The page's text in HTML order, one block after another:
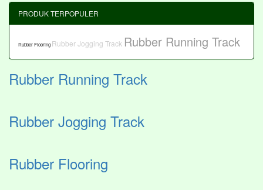
PRODUK TERPOPULER
Rubber Flooring Rubber Jogging Track Rubber Running Track
Rubber Running Track
Rubber Jogging Track
Rubber Flooring